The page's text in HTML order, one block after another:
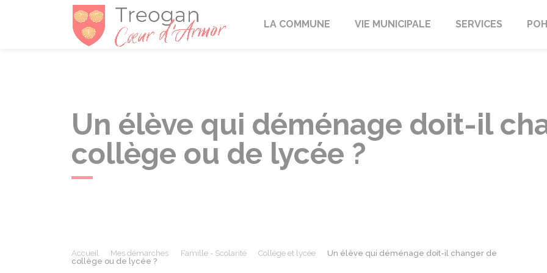
TréoganLA COMMUNE VIE MUNICIPALE SERVICES
Un élève qui déménage doit-il
collège ou de lycée ?
Accueil Mes démarches Famille - Scolarité Collège et lycée
Un élève qui déménage doit-il changer de
collège ou de lycée ?